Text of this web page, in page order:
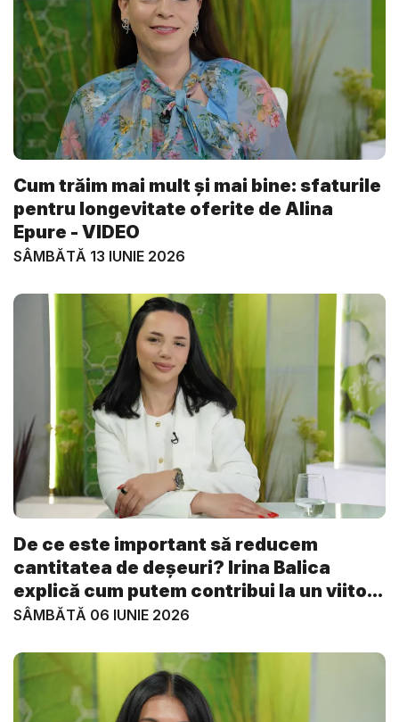
Cum trăim mai mult și mai bine: sfaturile
pentru longevitate oferite de Alina
Epure - VIDEO
SÂMBĂTĂ 13 IUNIE 2026
De ce este important să reducem
cantitatea de deșeuri? Irina Balica
explică cum putem contribui la un viito...
SÂMBĂTĂ 06 IUNIE 2026